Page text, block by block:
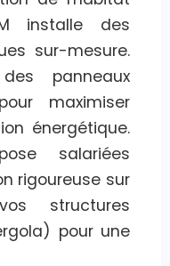
installe des
sur-mesure.
panneaux
maximiser
énergétique.
salariées
rigoureuse sur
structures
pour une